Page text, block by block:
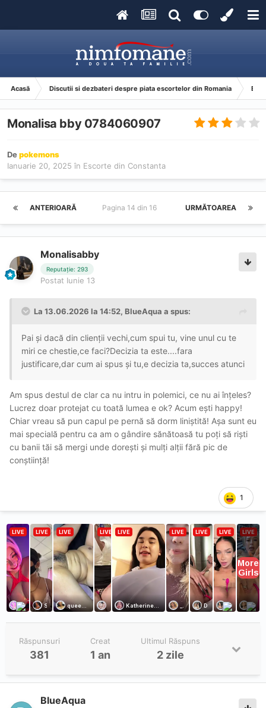
Acasă Discutii si dezbateri despre piata escortelor din Romania
Monalisa bby 0784060907
Depokemons
Ianuarie 20, 2025 în Escorte din Constanta
ANTERIOARĂ URMĂTOAREA
Pagina 14 din 16
Monalisabby
Reputație: 293
Postat Iunie 13
La 13.06.2026 la 14:52, BlueAqua a spus:
Pai și dacă din clienții vechi,cum spui tu, vine unul cu te
miri ce chestie,ce faci?Decizia ta este....fara
justificare,dar cum ai spus și tu,e decizia ta,succes atunci
Am spus destul de clar ca nu intru in polemici, ce nu ai înțeles?
Lucrez doar protejat cu toată lumea e ok? Acum ești happy!
Chiar vreau să pun capul pe pernă să dorm liniștită! Așa sunt eu
mai specială pentru ca am o gândire sănătoasă tu poți să riști
cu banii tăi să mergi unde dorești și mulți alții fără pic de
conștiință!
1
Răspunsuri
381
Creat
1 an
Ultimul Răspuns
2 zile
BlueAqua